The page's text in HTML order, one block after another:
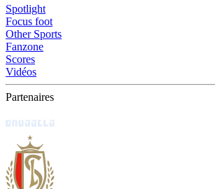
Spotlight
Focus foot
Other Sports
Fanzone
Scores
Vidéos
Partenaires